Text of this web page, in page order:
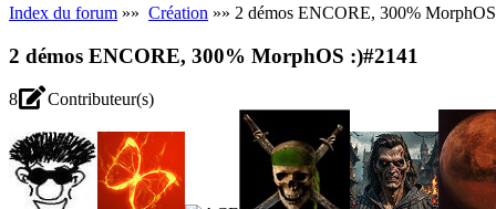
Index du forum »» Création »» 2 démos ENCORE, 300%
2 démos ENCORE, 300% MorphOS :)#2141
8 Contributeur(s)